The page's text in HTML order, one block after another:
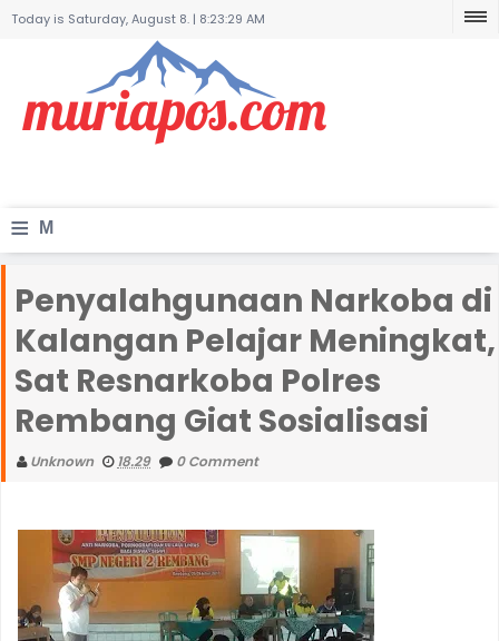
Today is Saturday, August 8. | 8:23:29 AM
≡ M
n
u
Penyalahgunaan Narkoba di
Kalangan Pelajar Meningkat,
Sat Resnarkoba Polres
Rembang Giat Sosialisasi
Unknown 18.29 0 Comment